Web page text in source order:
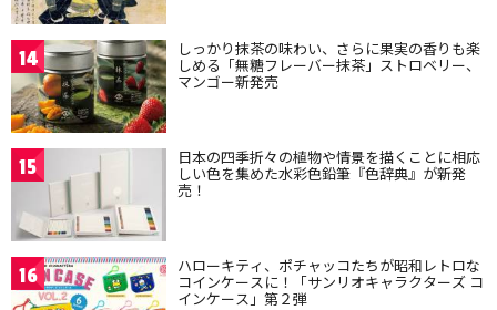
14 しっかり抹茶の味わい、さらに果実の香りも楽
しめる「無糖フレーバー抹茶」ストロベリー、
マンゴー新発売
15 日本の四季折々の植物や情景を描くことに相応
しい色を集めた水彩色鉛筆『色辞典』が新発
売！
16 ハローキティ、ポチャッコたちが昭和レトロな
コインケースに！「サンリオキャラクターズ コ
インケース」第２弾